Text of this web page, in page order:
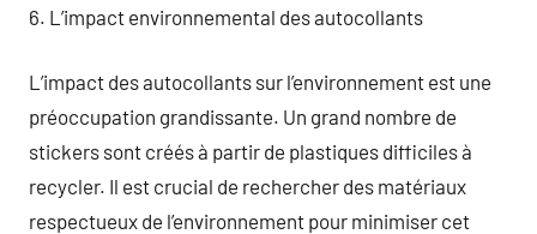
6. L’impact environnemental des autocollants
L’impact des autocollants sur l’environnement est une
préoccupation grandissante. Un grand nombre de
stickers sont créés à partir de plastiques difficiles à
recycler. Il est crucial de rechercher des matériaux
respectueux de l’environnement pour minimiser cet